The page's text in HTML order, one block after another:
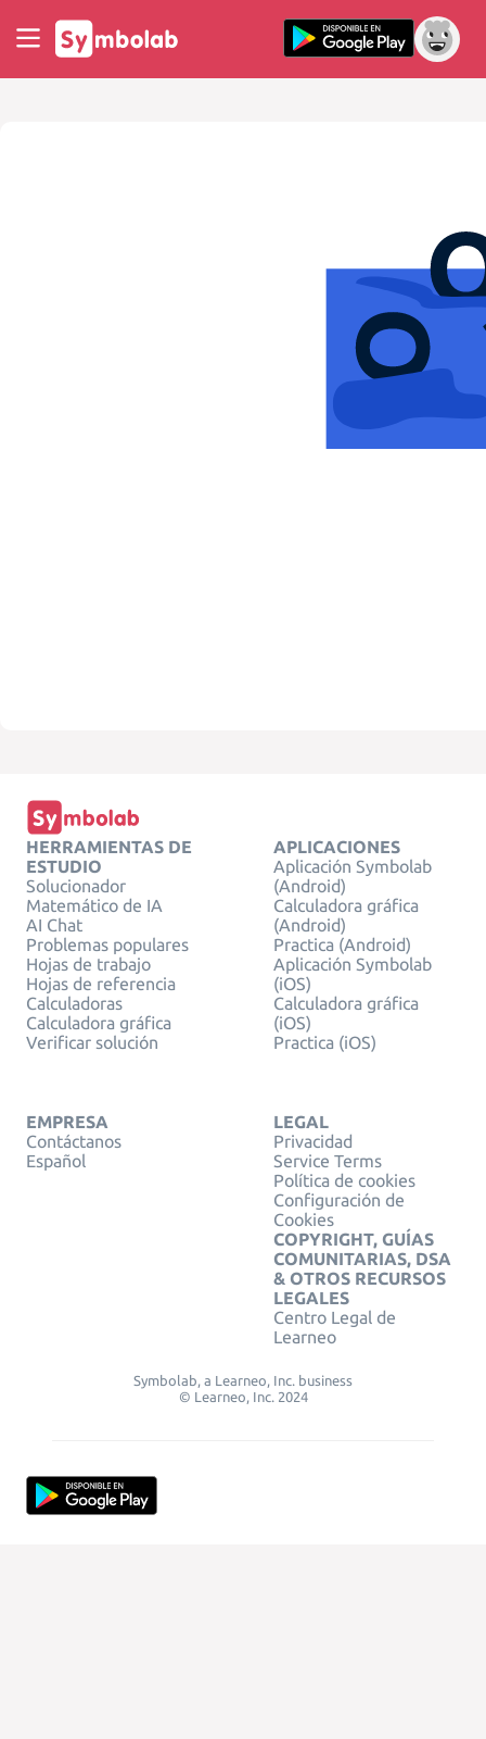
HERRAMIENTAS DE
ESTUDIO
Solucionador
Matemático de IA
AI Chat
Problemas populares
Hojas de trabajo
Hojas de referencia
Calculadoras
Calculadora gráfica
Verificar solución
APLICACIONES
Aplicación Symbolab
(Android)
Calculadora gráfica
(Android)
Practica (Android)
Aplicación Symbolab
(iOS)
Calculadora gráfica
(iOS)
Practica (iOS)
EMPRESA
Contáctanos
Español
LEGAL
Privacidad
Service Terms
Política de cookies
Configuración de
Cookies
COPYRIGHT, GUÍAS
COMUNITARIAS, DSA
& OTROS RECURSOS
LEGALES
Centro Legal de
Learneo
Symbolab, a Learneo, Inc. business
© Learneo, Inc. 2024